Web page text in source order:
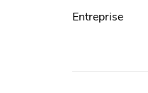
Entreprise